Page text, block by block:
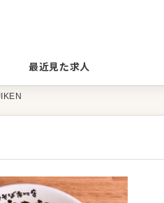
最近見た求人